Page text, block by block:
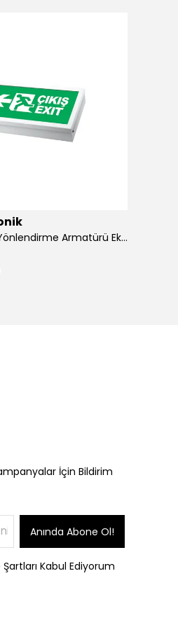
AE-6113-L Acil Yönlendirme Armatürü Ekolite
İçin Bildirim
Anında Abone Ol!
Şartları Kabul Ediyorum